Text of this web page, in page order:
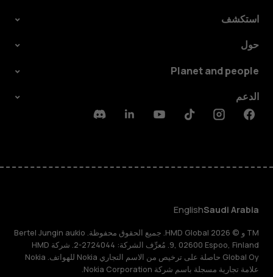
استكشف
حول
Planet and people
الدعم
Facebook
Instagram
Tiktok
Youtube
Linkedin
Discord
Saudi Arabia
English
TM و © 2026 HMD Global. جميع الحقوق محفوظة. Bertel Jungin aukio
9, 02600 Espoo, Finland. مُعرِّف الشركة: 2724044-2. شركة HMD
Global Oy حاصلة على ترخيص من الاسم التجاري Nokia للهواتف. Nokia
علامة تجارية مسجلة باسم شركة Nokia Corporation.